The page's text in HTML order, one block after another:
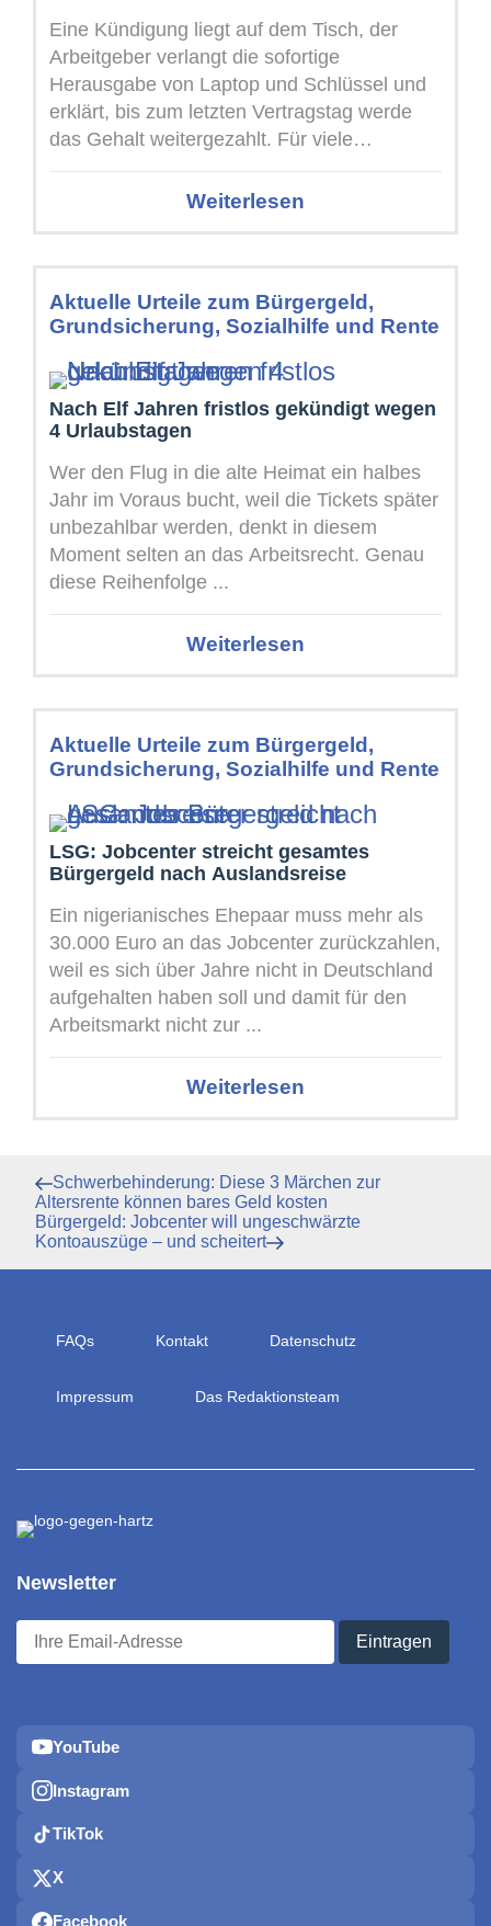
Eine Kündigung liegt auf dem Tisch, der
Arbeitgeber verlangt die sofortige
Herausgabe von Laptop und Schlüssel und
erklärt, bis zum letzten Vertragstag werde
das Gehalt weitergezahlt. Für viele
Beschäftigte klingt ...
Weiterlesen
Aktuelle Urteile zum Bürgergeld,
Grundsicherung, Sozialhilfe und Rente
Nach Elf Jahren fristlos gekündigt wegen
4 Urlaubstagen
Wer den Flug in die alte Heimat ein halbes
Jahr im Voraus bucht, weil die Tickets später
unbezahlbar werden, denkt in diesem
Moment selten an das Arbeitsrecht. Genau
diese Reihenfolge ...
Weiterlesen
Aktuelle Urteile zum Bürgergeld,
Grundsicherung, Sozialhilfe und Rente
LSG: Jobcenter streicht gesamtes
Bürgergeld nach Auslandsreise
Ein nigerianisches Ehepaar muss mehr als
30.000 Euro an das Jobcenter zurückzahlen,
weil es sich über Jahre nicht in Deutschland
aufgehalten haben soll und damit für den
Arbeitsmarkt nicht zur ...
Weiterlesen
Beitragsnavigation
Vorheriger
Beitrag
Schwerbehinderung: Diese 3 Märchen zur
Altersrente können bares Geld kosten
Nächster
Beitrag
Bürgergeld: Jobcenter will ungeschwärzte
Kontoauszüge – und scheitert
FAQs Kontakt Datenschutz
Impressum Das Redaktionsteam
Newsletter
YouTube
Instagram
TikTok
X
Facebook